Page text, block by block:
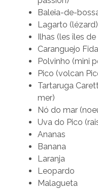
Baleia-de-
Lagarto (lézard)
Ilhas (les îles de
Caranguejo
Polvinho (mini
Pico (volcan
Tartaruga
mer)
Nó do mar
Uva do Pico
Ananas
Banana
Laranja
Leopardo
Malagueta